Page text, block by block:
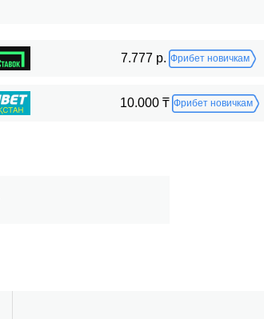
7.777 р. Фрибет новичкам
10.000 ₸ Фрибет новичкам